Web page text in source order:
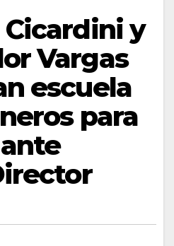
y
Vargas
escuela
para